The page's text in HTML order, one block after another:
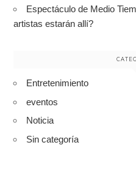
Espectáculo de Medio
artistas estarán allí?
Entretenimiento
eventos
Noticia
Sin categoría